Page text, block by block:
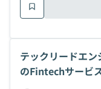
テックリードエ
のFintechサービ